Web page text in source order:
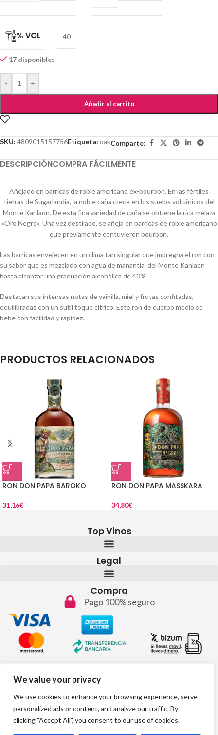
We value your privacy
We use cookies to enhance your browsing experience, serve
personalized ads or content, and analyze our traffic. By
clicking "Accept All", you consent to our use of cookies.
% VOL 40
17 disponibles
- +
Añadir al carrito
SKU: 4809015157756Etiqueta: oakComparte:
DESCRIPCIÓNCOMPRA FÁCILMENTE
Añejado en barricas de roble americano ex-bourbon. En las fértiles
tierras de Sugarlandia, la noble caña crece en los suelos volcánicos del
Monte Kanlaon. De esta fina variedad de caña se obtiene la rica melaza
«Oro Negro». Una vez destilado, se añeja en barricas de roble americano
que previamente contuvieron bourbon.
Las barricas envejecen en un clima tan singular que impregna el ron con
su sabor que es mezclado con agua de manantial del Monte Kanlaon
hasta alcanzar una graduación alcohólica de 40%.
Destacan sus intensas notas de vainilla, miel y frutas confitadas,
equilibradas con un sutil toque cítrico. Este ron de cuerpo medio se
bebe con facilidad y rapidez.
PRODUCTOS RELACIONADOS
RON DON PAPA BAROKO
31,16€
RON DON PAPA MASSKARA
34,80€
Top Vinos
Legal
Compra
Pago 100% seguro
info@topvinos.com
2024 © Todos los derechos reservados
Desarrollo web por: